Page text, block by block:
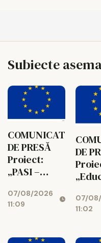
Subiecte
COMUNICAT
DE PRESĂ
Proiect:
„PASI –
pentru
Acces,
07/08/2026
11:09
DE
07/
11:02